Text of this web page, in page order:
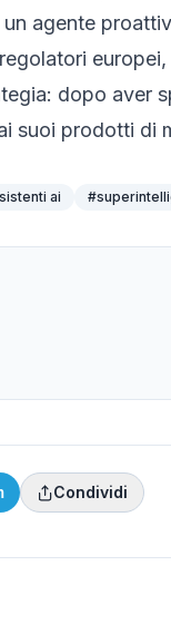
agente
dopo aver
suoi prodotti di
ai #
Condividi